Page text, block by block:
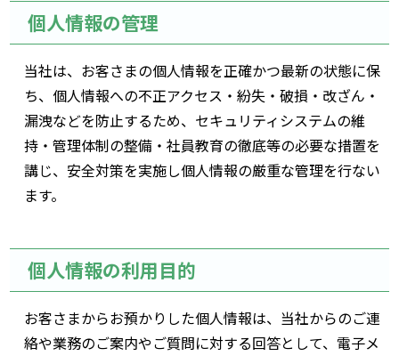
個人情報の管理
当社は、お客さまの個人情報を正確かつ最新の状態に保
ち、個人情報への不正アクセス・紛失・破損・改ざん・
漏洩などを防止するため、セキュリティシステムの維
持・管理体制の整備・社員教育の徹底等の必要な措置を
講じ、安全対策を実施し個人情報の厳重な管理を行ない
ます。
個人情報の利用目的
お客さまからお預かりした個人情報は、当社からのご連
絡や業務のご案内やご質問に対する回答として、電子メ